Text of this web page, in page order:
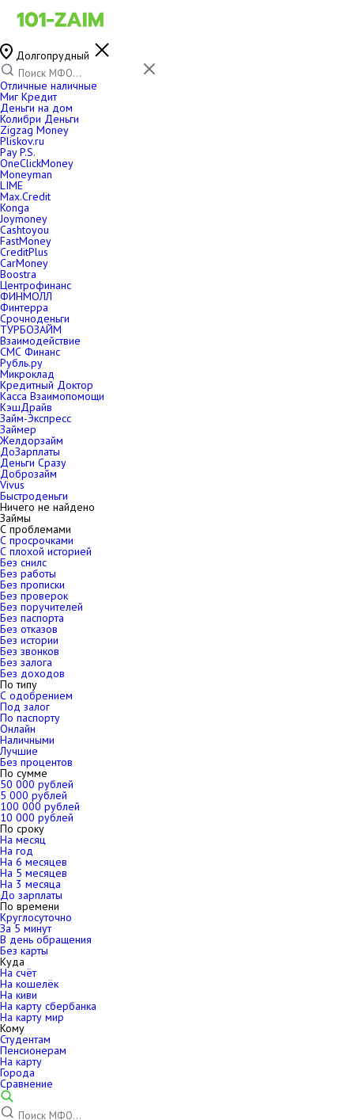
Долгопрудный
Отличные наличные
Миг Кредит
Деньги на дом
Колибри Деньги
Zigzag Money
Pliskov.ru
Pay P.S.
OneClickMoney
Moneyman
LIME
Max.Credit
Konga
Joymoney
Cashtoyou
FastMoney
CreditPlus
CarMoney
Boostra
Центрофинанс
ФИНМОЛЛ
Финтерра
Срочноденьги
ТУРБОЗАЙМ
Взаимодействие
СМС Финанс
Рубль.ру
Микроклад
Кредитный Доктор
Касса Взаимопомощи
КэшДрайв
Займ-Экспресс
Займер
Желдорзайм
ДоЗарплаты
Деньги Сразу
Доброзайм
Vivus
Быстроденьги
Ничего не найдено
Займы
С проблемами
С просрочками
С плохой историей
Без снилс
Без работы
Без прописки
Без проверок
Без поручителей
Без паспорта
Без отказов
Без истории
Без звонков
Без залога
Без доходов
По типу
С одобрением
Под залог
По паспорту
Онлайн
Наличными
Лучшие
Без процентов
По сумме
50 000 рублей
5 000 рублей
100 000 рублей
10 000 рублей
По сроку
На месяц
На год
На 6 месяцев
На 5 месяцев
На 3 месяца
До зарплаты
По времени
Круглосуточно
За 5 минут
В день обращения
Без карты
Куда
На счёт
На кошелёк
На киви
На карту сбербанка
На карту мир
Кому
Студентам
Пенсионерам
На карту
Города
Сравнение